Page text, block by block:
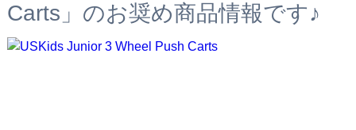
Carts」のお奨め商品情報です♪